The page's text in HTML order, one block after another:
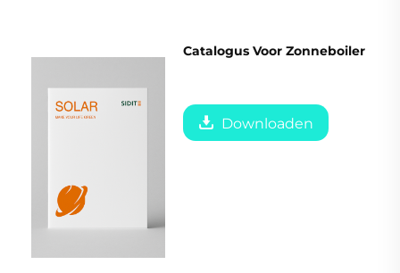
Catalogus Voor Zonneboiler
Downloaden